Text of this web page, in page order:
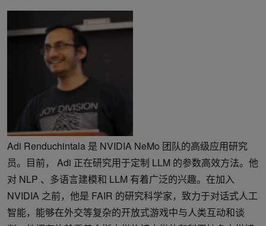
Adi Renduchintala 是 NVIDIA NeMo 团队的高级应用研究
员。目前， Adi 正在研究用于定制 LLM 的参数高效方法。他
对 NLP 、多语言建模和 LLM 有着广泛的兴趣。在加入
NVIDIA 之前，他是 FAIR 的研究科学家，致力于对话式人工
智能，能够在外交等复杂的开放式游戏中与人类互动和谈